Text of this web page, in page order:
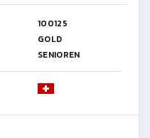
100125
GOLD
SENIOREN